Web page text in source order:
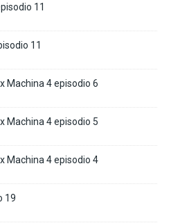
11
11
Machina 4 episodio 6
Machina 4 episodio 5
Machina 4 episodio 4
19